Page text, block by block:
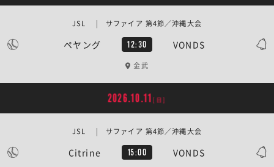
ペヤング 12:30 VONDS
JSL | サファイア 第4節／沖縄大会
金武
2026.10.11 [日]
Citrine 15:00 VONDS
JSL | サファイア 第4節／沖縄大会